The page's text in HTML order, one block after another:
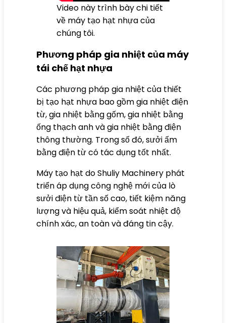
Video này trình bày chi tiết
về máy tạo hạt nhựa của
chúng tôi.
Phương pháp gia nhiệt của máy
tái chế hạt nhựa
Các phương pháp gia nhiệt của thiết
bị tạo hạt nhựa bao gồm gia nhiệt điện
từ, gia nhiệt bằng gốm, gia nhiệt bằng
ống thạch anh và gia nhiệt bằng điện
thông thường. Trong số đó, sưởi ấm
bằng điện từ có tác dụng tốt nhất.
Máy tạo hạt do Shuliy Machinery phát
triển áp dụng công nghệ mới của lò
sưởi điện từ tần số cao, tiết kiệm năng
lượng và hiệu quả, kiểm soát nhiệt độ
chính xác, an toàn và đáng tin cậy.